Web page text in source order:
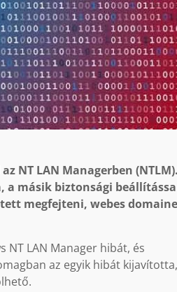
NT LAN Managerben
másik biztonsági
megfejteni, webes
NT LAN Manager hibát, és
az egyik hibát